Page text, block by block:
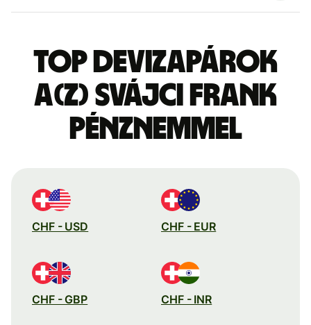
Top devizapárok
a(z) svájci frank
pénznemmel
CHF - USD CHF - EUR
CHF - GBP CHF - INR